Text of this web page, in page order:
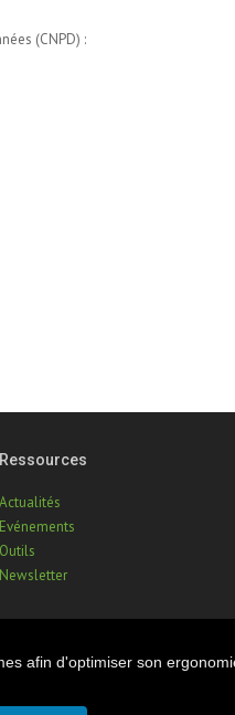
afin d'optimiser son
(CNPD) :
Ressources
Actualités
Evénements
Outils
Newsletter